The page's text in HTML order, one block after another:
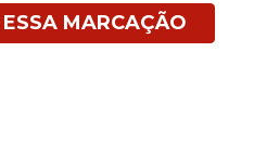
MARCAÇÃO